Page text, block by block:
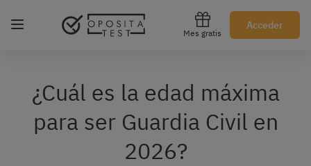
Mes gratis
Acceder
Regístrate gratis
¿Cuál es la edad máxima
para ser Guardia Civil en
2026?